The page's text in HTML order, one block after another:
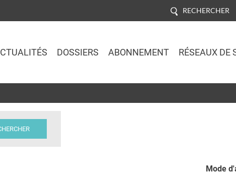
RECHERCHER
DOSSIERS ABONNEMENT RÉSEAUX DE
Mode